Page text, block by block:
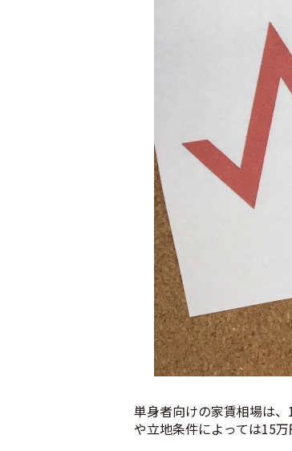
単身者向けの家賃相場は
や立地条件によっては15